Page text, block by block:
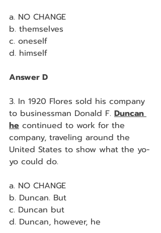
a. NO CHANGE
b. themselves
c. oneself
d. himself
Answer D
3. In 1920 Flores sold his company
to businessman Donald F. Duncan
he continued to work for the
company, traveling around the
United States to show what the yo-
yo could do.
a. NO CHANGE
b. Duncan. But
c. Duncan but
d. Duncan, however, he